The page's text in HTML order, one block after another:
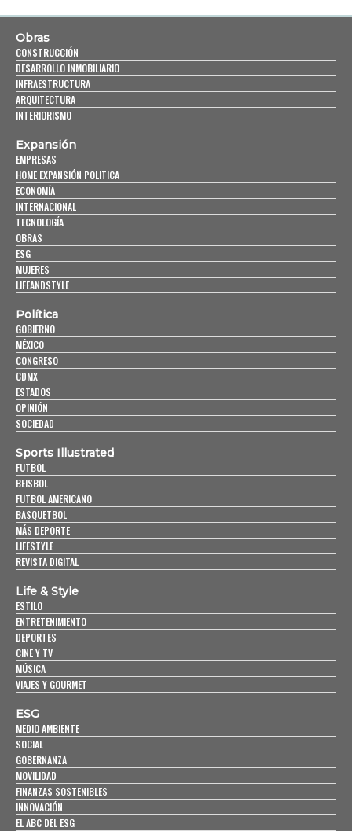
Obras
CONSTRUCCIÓN
DESARROLLO INMOBILIARIO
INFRAESTRUCTURA
ARQUITECTURA
INTERIORISMO
Expansión
EMPRESAS
HOME EXPANSIÓN POLITICA
ECONOMÍA
INTERNACIONAL
TECNOLOGÍA
OBRAS
ESG
MUJERES
LIFEANDSTYLE
Política
GOBIERNO
MÉXICO
CONGRESO
CDMX
ESTADOS
OPINIÓN
SOCIEDAD
Sports Illustrated
FUTBOL
BEISBOL
FUTBOL AMERICANO
BASQUETBOL
MÁS DEPORTE
LIFESTYLE
REVISTA DIGITAL
Life & Style
ESTILO
ENTRETENIMIENTO
DEPORTES
CINE Y TV
MÚSICA
VIAJES Y GOURMET
ESG
MEDIO AMBIENTE
SOCIAL
GOBERNANZA
MOVILIDAD
FINANZAS SOSTENIBLES
INNOVACIÓN
EL ABC DEL ESG